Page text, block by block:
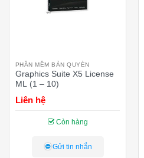
PHẦN MỀM BẢN QUYÈN
Graphics Suite X5 License
ML (1 – 10)
Liên hệ
Còn hàng
Gửi tin nhắn